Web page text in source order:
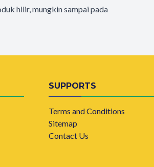
hilir, mungkin sampai pada
SUPPORTS
Terms and Conditions
Sitemap
Contact Us